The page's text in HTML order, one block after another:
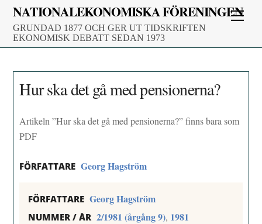
Skip
content
NATIONALEKONOMISKA FÖRENINGEN
GRUNDAD 1877 OCH GER UT TIDSKRIFTEN
EKONOMISK DEBATT SEDAN 1973
Hur ska det gå med pensionerna?
Artikeln ”Hur ska det gå med pensionerna?” finns bara som
PDF
FÖRFATTARE Georg Hagström
FÖRFATTARE Georg Hagström
NUMMER / ÅR 2/1981 (årgång 9), 1981